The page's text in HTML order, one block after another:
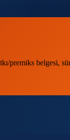
belgesi,